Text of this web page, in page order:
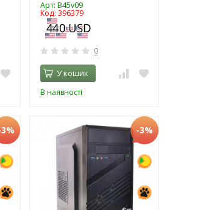
Арт: B45v09
Код: 396379
0
У кошик
В наявності
-3%